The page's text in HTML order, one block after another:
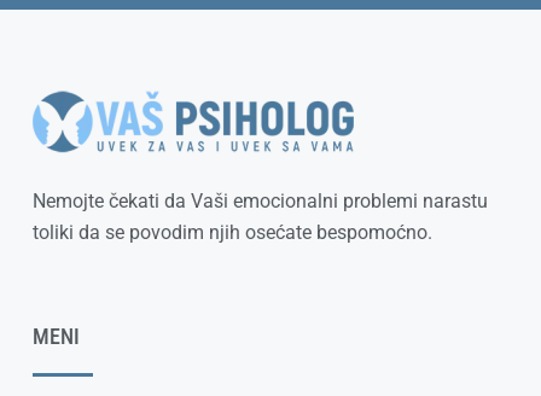
Nemojte čekati da Vaši emocionalni problemi narastu
toliki da se povodim njih osećate bespomoćno.
MENI